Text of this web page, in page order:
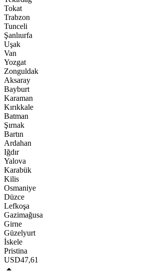
Tokat
Trabzon
Tunceli
Şanlıurfa
Uşak
Van
Yozgat
Zonguldak
Aksaray
Bayburt
Karaman
Kırıkkale
Batman
Şırnak
Bartın
Ardahan
Iğdır
Yalova
Karabük
Kilis
Osmaniye
Düzce
Lefkoşa
Gazimağusa
Girne
Güzelyurt
İskele
Pristina
USD47,61